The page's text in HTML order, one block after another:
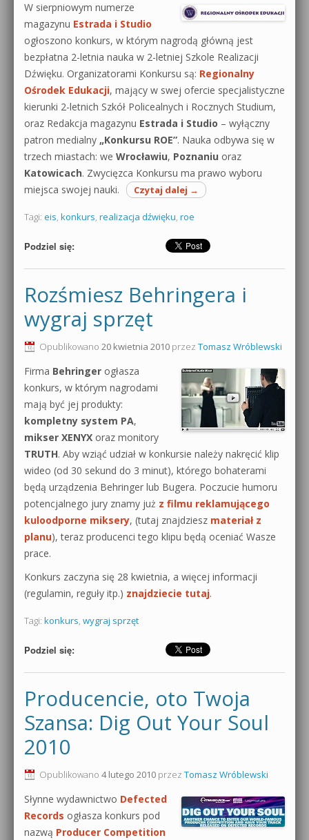
W sierpniowym numerze
magazynu Estrada i Studio
ogłoszono konkurs, w którym nagrodą główną jest
bezpłatna 2-letnia nauka w 2-letniej Szkole Realizacji
Dźwięku. Organizatorami Konkursu są: Regionalny
Ośrodek Edukacji, mający w swej ofercie specjalistyczne
kierunki 2-letnich Szkół Policealnych i Rocznych Studium,
oraz Redakcja magazynu Estrada i Studio – wyłączny
patron medialny „Konkursu ROE”. Nauka odbywa się w
trzech miastach: we Wrocławiu, Poznaniu oraz
Katowicach. Zwycięzca Konkursu ma prawo wyboru
miejsca swojej nauki.
Czytaj dalej →
Tagi: eis, konkurs, realizacja dźwięku, roe
Podziel się:
Rozśmiesz Behringera i
wygraj sprzęt
Opublikowano 20 kwietnia 2010 przez Tomasz Wróblewski
Firma Behringer ogłasza
konkurs, w którym nagrodami
mają być jej produkty:
kompletny system PA,
mikser XENYX oraz monitory
TRUTH. Aby wziąć udział w konkursie należy nakręcić klip
wideo (od 30 sekund do 3 minut), którego bohaterami
będą urządzenia Behringer lub Bugera. Poczucie humoru
potencjalnego jury znamy już z filmu reklamującego
kuloodporne miksery, (tutaj znajdziesz materiał z
planu), teraz producenci tego klipu będą oceniać Wasze
prace.
Konkurs zaczyna się 28 kwietnia, a więcej informacji
(regulamin, reguły itp.) znajdziecie tutaj.
Tagi: konkurs, wygraj sprzęt
Podziel się:
Producencie, oto Twoja
Szansa: Dig Out Your Soul
2010
Opublikowano 4 lutego 2010 przez Tomasz Wróblewski
Słynne wydawnictwo Defected
Records ogłasza konkurs pod
nazwą Producer Competition